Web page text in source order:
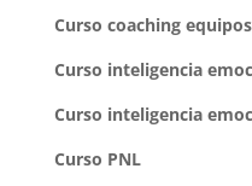
Curso coaching
Curso inteligencia
Curso inteligencia
Curso PNL